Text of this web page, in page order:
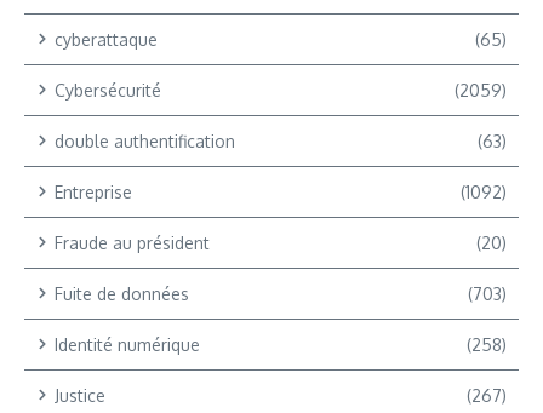
cyberattaque (65)
Cybersécurité (2059)
double authentification (63)
Entreprise (1092)
Fraude au président (20)
Fuite de données (703)
Identité numérique (258)
Justice (267)